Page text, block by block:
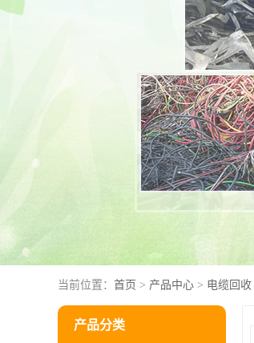
当前位置： 首页 > 产品中心 > 电缆回收
产品分类